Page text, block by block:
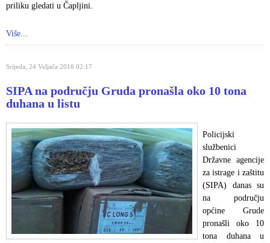
priliku gledati u Čapljini.
Više...
Srijeda, 24 Veljača 2016 02:17
SIPA na području Gruda pronašla oko 10 tona
duhana u listu
Policijski
službenici
Državne agencije
za istrage i zaštitu
(SIPA) danas su
na području
općine Grude
pronašli oko 10
tona duhana u